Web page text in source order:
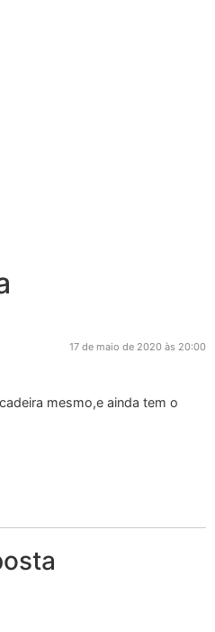
17 de maio de 2020 às 20:00
mesmo,e ainda tem o